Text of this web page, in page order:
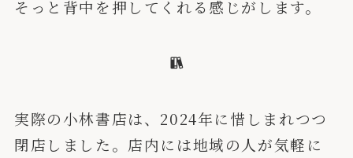
そっと背中を押してくれる感じがします。
実際の小林書店は、2024年に惜しまれつつ
閉店しました。店内には地域の人が気軽に